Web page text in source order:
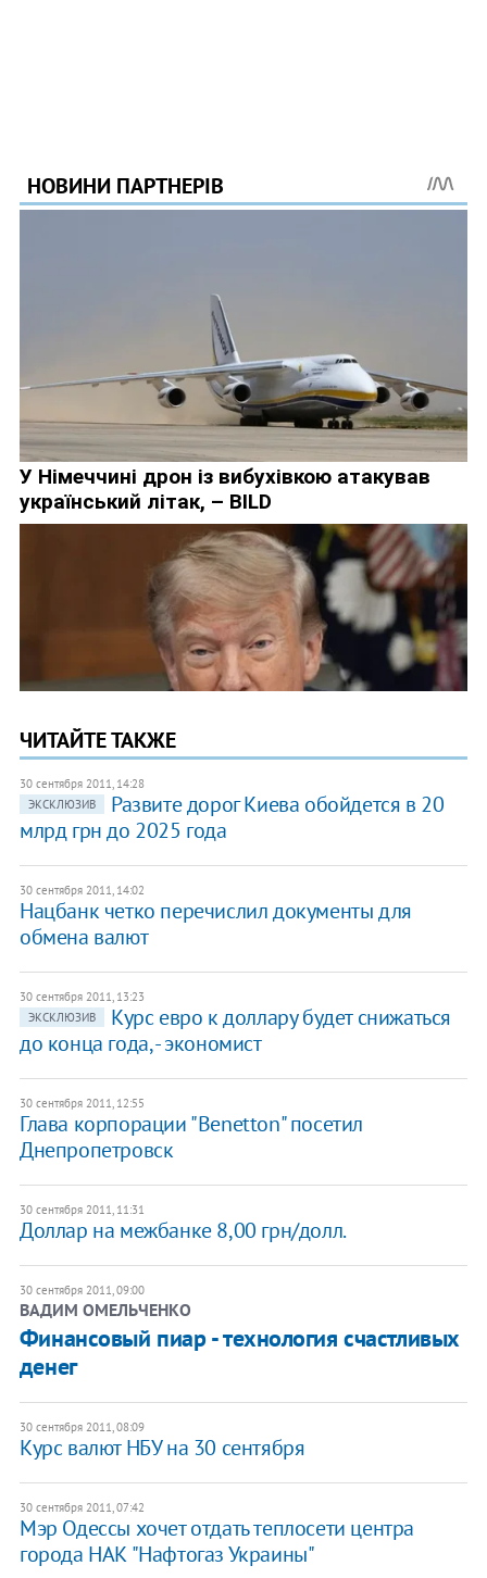
ЧИТАЙТЕ ТАКЖЕ
30 сентября 2011, 14:28
ЭКСКЛЮЗИВ
Развите дорог Киева обойдется в 20
млрд грн до 2025 года
30 сентября 2011, 14:02
Нацбанк четко перечислил документы для
обмена валют
30 сентября 2011, 13:23
ЭКСКЛЮЗИВ
Курс евро к доллару будет снижаться
до конца года, - экономист
30 сентября 2011, 12:55
Глава корпорации "Benetton" посетил
Днепропетровск
30 сентября 2011, 11:31
Доллар на межбанке 8,00 грн/долл.
30 сентября 2011, 09:00
ВАДИМ ОМЕЛЬЧЕНКО
Финансовый пиар - технология счастливых
денег
30 сентября 2011, 08:09
Курс валют НБУ на 30 сентября
30 сентября 2011, 07:42
Мэр Одессы хочет отдать теплосети центра
города НАК "Нафтогаз Украины"